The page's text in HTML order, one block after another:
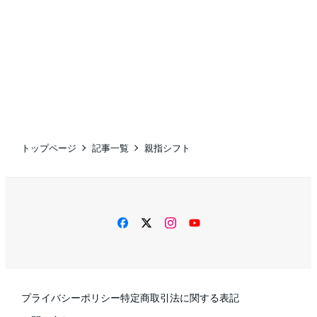
トップページ 記事一覧 親指シフト
facebooktwitterinstagram
YouTube
プライバシーポリシー特定商取引法に関する表記